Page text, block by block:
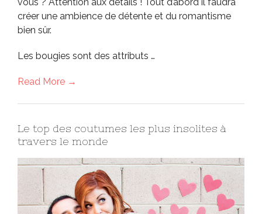
créer une ambience de détente et du romantisme
bien sûr.
Les bougies sont des attributs …
Read More →
Le top des coutumes les plus insolites à
travers le monde